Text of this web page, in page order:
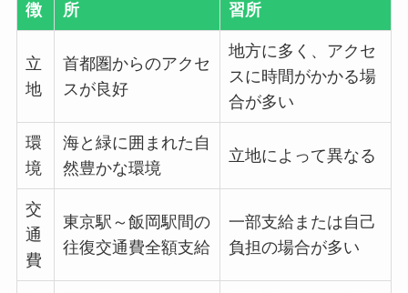
徴
所
習所
立
地
首都圏からのアクセ
スが良好
地方に多く、アクセ
スに時間がかかる場
合が多い
環
境
海と緑に囲まれた自
然豊かな環境
立地によって異なる
交
通
費
東京駅～飯岡駅間の
往復交通費全額支給
一部支給または自己
負担の場合が多い